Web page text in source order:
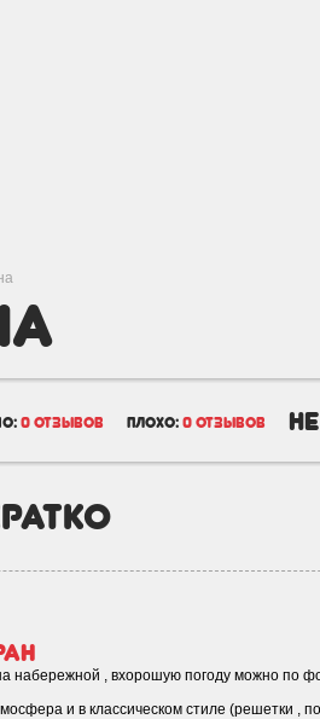
0 отзывов плохо: 0 отзывов
набережной , вхорошую погоду можно по
и в классическом стиле (решетки ,